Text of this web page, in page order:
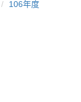
106年度